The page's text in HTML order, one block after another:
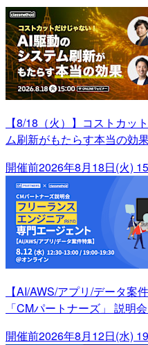
【8/18（火）】コストカッ
ム刷新がもたらす本当の効
開催前2026年8月18日(火)
【AI/AWS/アプリ/データ案
「CMパートナーズ」 説明
開催前2026年8月12日(水)